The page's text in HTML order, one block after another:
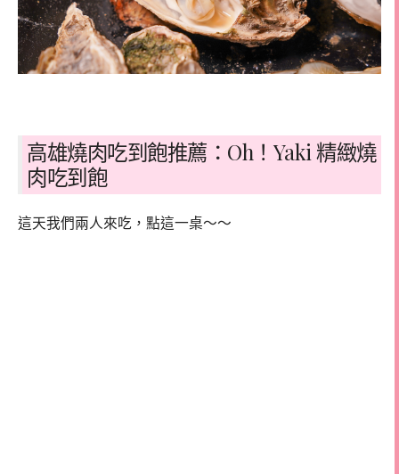
高雄燒肉吃到飽推薦：Oh！Yaki 精緻燒
肉吃到飽
這天我們兩人來吃，點這一桌～～